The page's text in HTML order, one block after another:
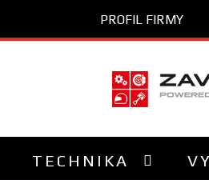
obsah
PROFIL FIRMY
TECHNIKA